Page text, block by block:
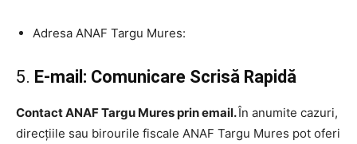
Adresa ANAF Targu Mures:
5. E-mail: Comunicare Scrisă Rapidă
Contact ANAF Targu Mures prin email.În anumite cazuri,
direcțiile sau birourile fiscale ANAF Targu Mures pot oferi